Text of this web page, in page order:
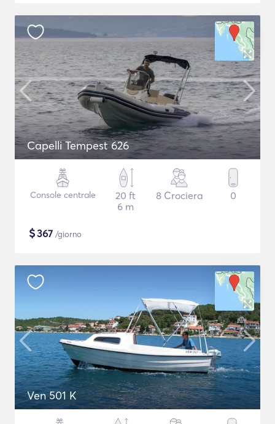
Capelli Tempest 626
Console centrale
20 ft
6 m
8 Crociera 0
$367 /giorno
Ven 501 K